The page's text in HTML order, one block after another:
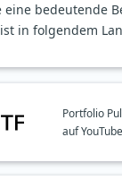
eine bedeutende
in folgendem
Portfolio
auf